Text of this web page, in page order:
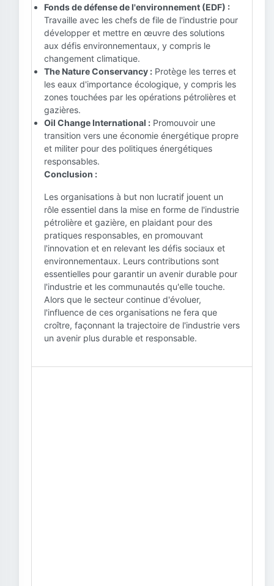
Fonds de défense de l'environnement (EDF) :
Travaille avec les chefs de file de l'industrie pour
développer et mettre en œuvre des solutions
aux défis environnementaux, y compris le
changement climatique.
The Nature Conservancy : Protège les terres et
les eaux d'importance écologique, y compris les
zones touchées par les opérations pétrolières et
gazières.
Oil Change International : Promouvoir une
transition vers une économie énergétique propre
et militer pour des politiques énergétiques
responsables.
Conclusion :
Les organisations à but non lucratif jouent un
rôle essentiel dans la mise en forme de l'industrie
pétrolière et gazière, en plaidant pour des
pratiques responsables, en promouvant
l'innovation et en relevant les défis sociaux et
environnementaux. Leurs contributions sont
essentielles pour garantir un avenir durable pour
l'industrie et les communautés qu'elle touche.
Alors que le secteur continue d'évoluer,
l'influence de ces organisations ne fera que
croître, façonnant la trajectoire de l'industrie vers
un avenir plus durable et responsable.